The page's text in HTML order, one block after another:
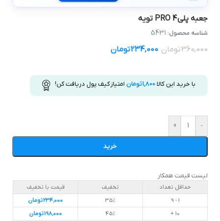
جعبه پلي4 PRO تويه
شناسه محصول: 5431
360,000تومان 234,000تومان
با خرید این کالا1,800تومان امتیاز کیف پول دریافت کن!
-
+
خرید
لیست قیمت همکار
حداقل تعداد تخفیف
قیمت با تخفیف
1 - 9
35%
234,000تومان
10 +
45%
198,000تومان